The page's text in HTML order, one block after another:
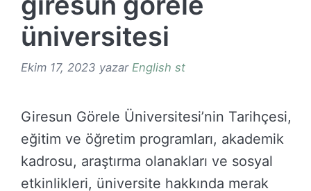
üniversitesi
Ekim 17, 2023 yazar English st
Giresun Görele Üniversitesi’nin Tarihçesi,
eğitim ve öğretim programları, akademik
kadrosu, araştırma olanakları ve sosyal
etkinlikleri, üniversite hakkında merak